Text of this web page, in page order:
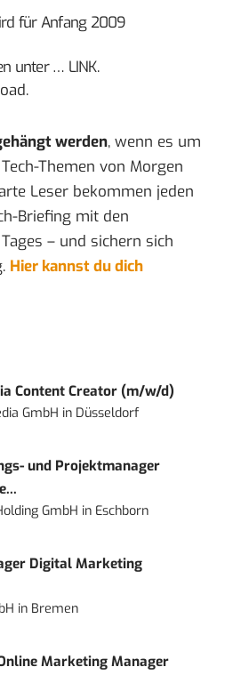
für Anfang 2009
unter … LINK.
.
werden, wenn es um
Themen von Morgen
Leser bekommen jeden
Briefing mit den
– und sichern sich
Hier kannst du dich
Content Creator (m/w/d)
GmbH in Düsseldorf
und Projektmanager
GmbH in Eschborn
Digital Marketing
in Bremen
Marketing Manager